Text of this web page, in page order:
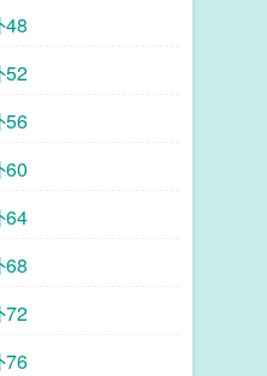
48
52
56
60
64
68
72
76